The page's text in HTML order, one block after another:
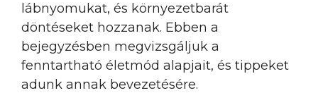
lábnyomukat, és környezetbarát
döntéseket hozzanak. Ebben a
bejegyzésben megvizsgáljuk a
fenntartható életmód alapjait, és tippeket
adunk annak bevezetésére.